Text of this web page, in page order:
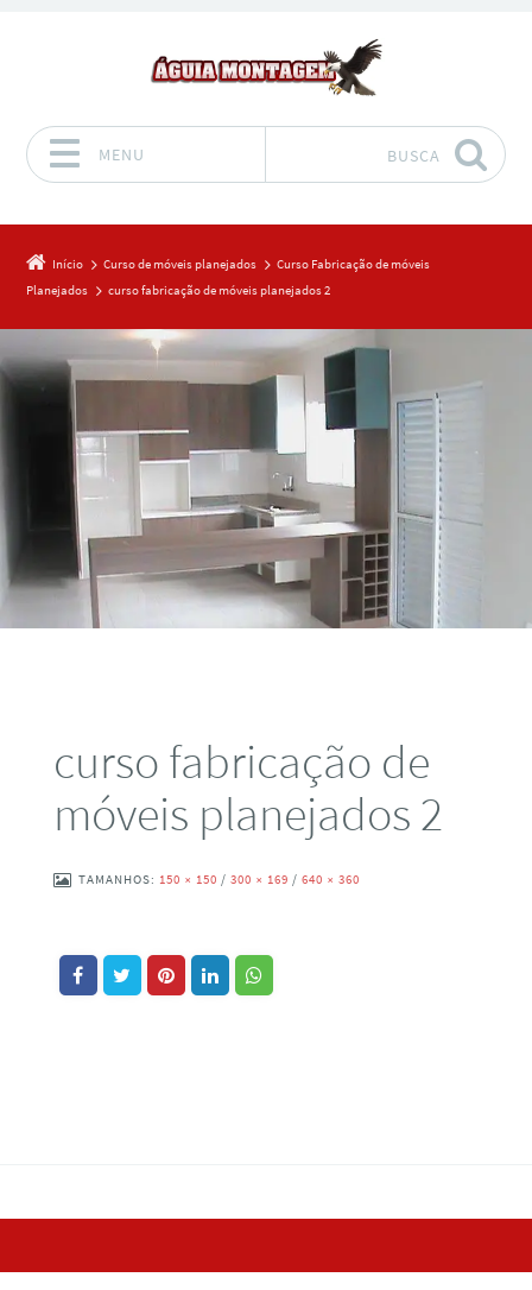
MENU BUSCA
Início Curso de móveis planejados
Curso Fabricação de móveis
Planejados
curso fabricação de móveis planejados 2
curso fabricação de
móveis planejados 2
TAMANHOS: 150 × 150 / 300 × 169 / 640 × 360